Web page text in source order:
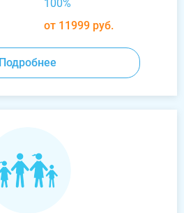
100%
от 11999 руб.
Подробнее